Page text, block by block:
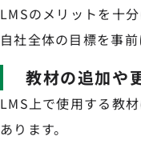
LMSのメリットを十
自社全体の目標を事
教材の追加や
LMS上で使用する教
あります。